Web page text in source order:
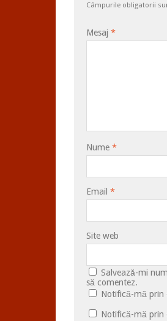
Câmpurile obligatorii
Mesaj *
Nume *
Email *
Site web
Salvează-mi
să comentez.
Notifică-mă prin
Notifică-mă prin